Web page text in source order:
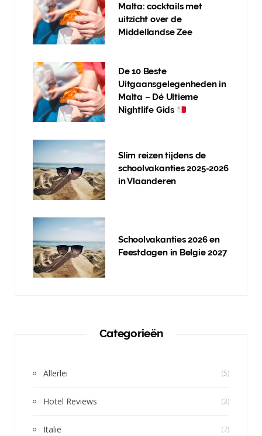
Malta: cocktails met
uitzicht over de
Middellandse Zee
De 10 Beste
Uitgaansgelegenheden in
Malta – Dé Ultieme
Nightlife Gids
Slim reizen tijdens de
schoolvakanties 2025-2026
in Vlaanderen
Schoolvakanties 2026 en
Feestdagen in Belgie 2027
Categorieën
Allerlei (5)
Hotel Reviews (3)
Italië (7)